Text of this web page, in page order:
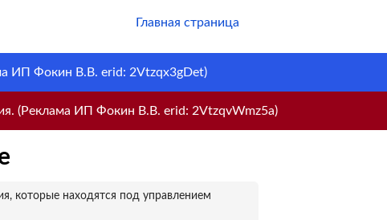
Главная страница
ИП Фокин В.В. erid: 2Vtzqx3gDet)
(Реклама ИП Фокин В.В. erid: 2VtzqvWmz5a)
которые находятся под управлением